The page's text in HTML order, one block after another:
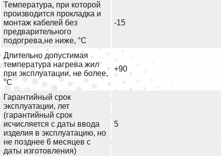
Температура, при которой
производится прокладка и
монтаж кабелей без
предварительного
подогрева,не ниже, °С
-15
Длительно допустимая
температура нагрева жил
при эксплуатации, не более,
°С
+90
Гарантийный срок
эксплуатации, лет
(гарантийный срок
исчисляется с даты ввода
изделия в эксплуатацию, но
не позднее 6 месяцев с
даты изготовления)
5